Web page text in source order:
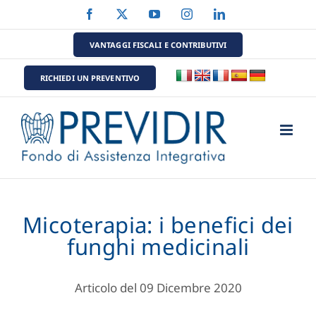
al
Facebook YouTubeInstagramLinkedIn
VANTAGGI FISCALI E CONTRIBUTIVI
RICHIEDI UN PREVENTIVO
Micoterapia: i benefici dei
funghi medicinali
Articolo del 09 Dicembre 2020